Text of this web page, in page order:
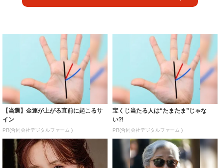
【当選】金運が上がる直前に起こるサ
イン
PR(合同会社デジタルファーム )
宝くじ当たる人は“たまたま”じゃな
い?!
PR(合同会社デジタルファーム )